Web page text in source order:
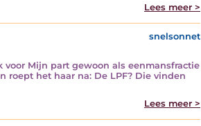
Lees meer >
snelsonnet
Mijn part gewoon als eenmansfractie
roept het haar na: De LPF? Die vinden
Lees meer >